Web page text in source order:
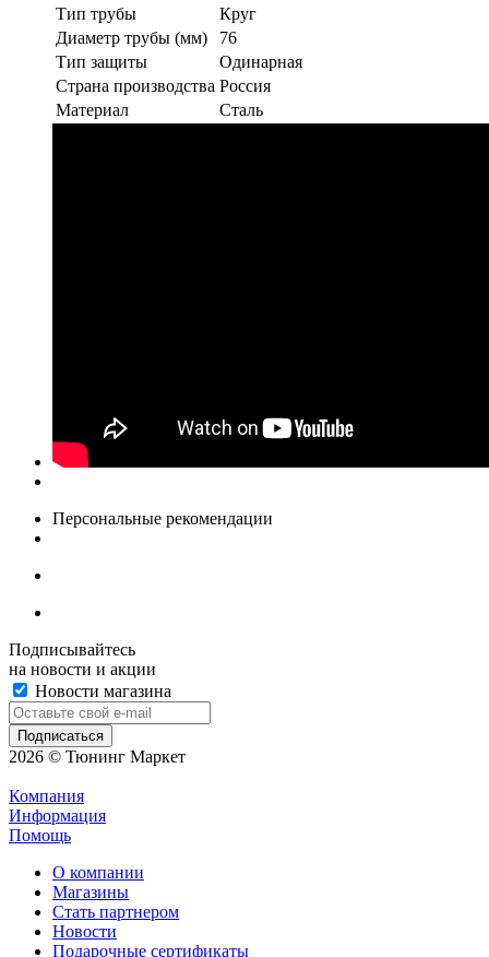
Тип трубы
Круг
Диаметр трубы (мм)
76
Тип защиты
Одинарная
Страна производства Россия
Материал
Сталь
Персональные рекомендации
Подписывайтесь
на новости и акции
Новости магазина
2026 © Тюнинг Маркет
Компания
Информация
Помощь
О компании
Магазины
Стать партнером
Новости
Подарочные сертификаты